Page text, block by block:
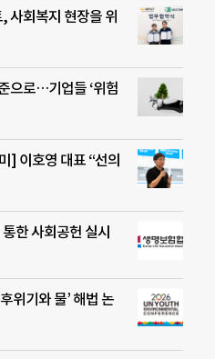
사회복지 현장을 위
으로…기업들 ‘위험
] 이호영 대표 “선의
한 사회공헌 실시
위기와 물’ 해법 논